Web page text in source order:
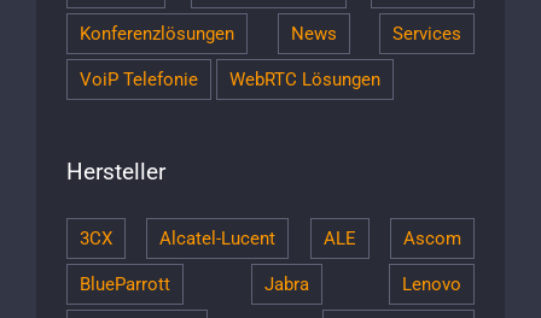
Konferenzlösungen News Services
VoiP Telefonie WebRTC Lösungen
Hersteller
3CX Alcatel-Lucent ALE Ascom
BlueParrott Jabra Lenovo